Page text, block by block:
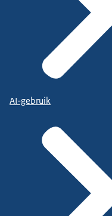
AI-gebruik